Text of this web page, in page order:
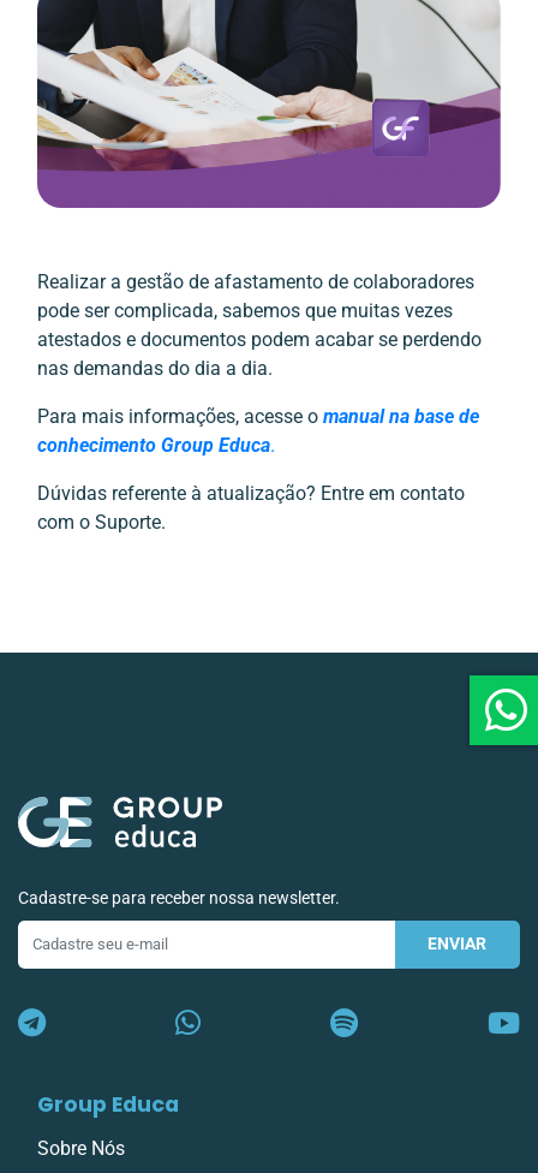
Realizar a gestão de afastamento de colaboradores
pode ser complicada, sabemos que muitas vezes
atestados e documentos podem acabar se perdendo
nas demandas do dia a dia.
Para mais informações, acesse o manual na base de
conhecimento Group Educa.
Dúvidas referente à atualização? Entre em contato
com o Suporte.
Cadastre-se para receber nossa newsletter.
ENVIAR
Group Educa
Sobre Nós